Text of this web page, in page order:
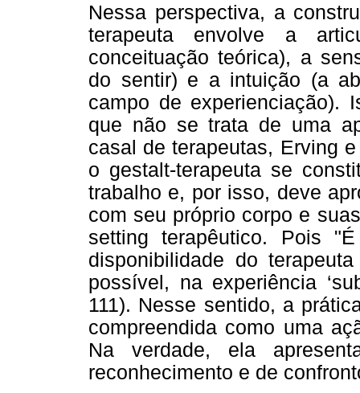
Nessa perspectiva, a
terapeuta envolve a
conceituação teórica), a
do sentir) e a intuição (a
campo de experienciação).
que não se trata de uma
casal de terapeutas, Erving
o gestalt-terapeuta se
trabalho e, por isso, deve
com seu próprio corpo e
setting terapêutico. Pois
disponibilidade do
possível, na experiência
111). Nesse sentido, a
compreendida como uma
Na verdade, ela
reconhecimento e de